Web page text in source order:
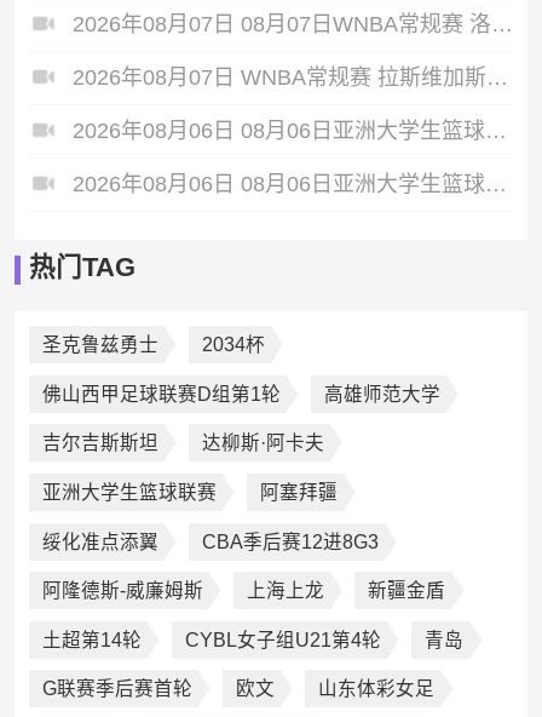
2026年08月07日 08月07日WNBA常规赛 洛杉矶火花 89 - 82 明尼苏达山猫 全场集锦
2026年08月07日 WNBA常规赛 拉斯维加斯王牌 86 - 84 印第安纳狂热 全场集锦
2026年08月06日 08月06日亚洲大学生篮球联赛8强赛 北京大学 77 - 79 上海交通大学 集锦
2026年08月06日 08月06日亚洲大学生篮球联赛8强赛 延世大学 67 - 72 政治大学 集锦
热门TAG
圣克鲁兹勇士 2034杯
佛山西甲足球联赛D组第1轮 高雄师范大学
吉尔吉斯斯坦 ‌达柳斯·阿卡夫
亚洲大学生篮球联赛 阿塞拜疆
绥化准点添翼 CBA季后赛12进8G3
阿隆德斯-威廉姆斯 上海上龙 新疆金盾
土超第14轮 CYBL女子组U21第4轮 青岛
G联赛季后赛首轮 欧文 山东体彩女足